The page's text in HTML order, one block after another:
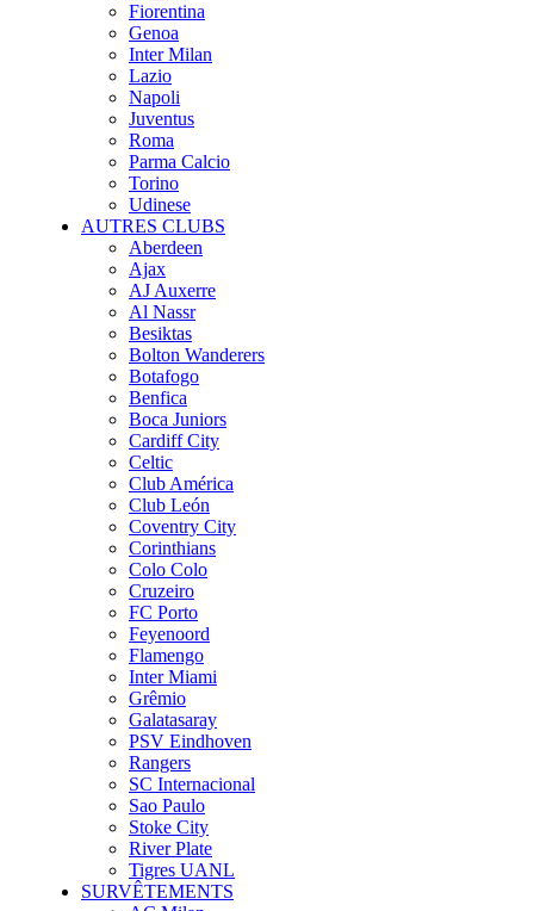
Fiorentina
Genoa
Inter Milan
Lazio
Napoli
Juventus
Roma
Parma Calcio
Torino
Udinese
AUTRES CLUBS
Aberdeen
Ajax
AJ Auxerre
Al Nassr
Besiktas
Bolton Wanderers
Botafogo
Benfica
Boca Juniors
Cardiff City
Celtic
Club América
Club León
Coventry City
Corinthians
Colo Colo
Cruzeiro
FC Porto
Feyenoord
Flamengo
Inter Miami
Grêmio
Galatasaray
PSV Eindhoven
Rangers
SC Internacional
Sao Paulo
Stoke City
River Plate
Tigres UANL
SURVÊTEMENTS